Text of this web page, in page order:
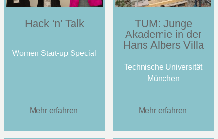
Hack ‘n’ Talk
Women Start-up Special
Mehr erfahren
TUM: Junge
Akademie in der
Hans Albers Villa
Technische Universität
München
Mehr erfahren